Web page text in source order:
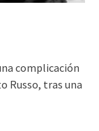
complicación
Russo, tras una